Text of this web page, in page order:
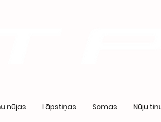
nūjas Lāpstiņas Somas Nūju